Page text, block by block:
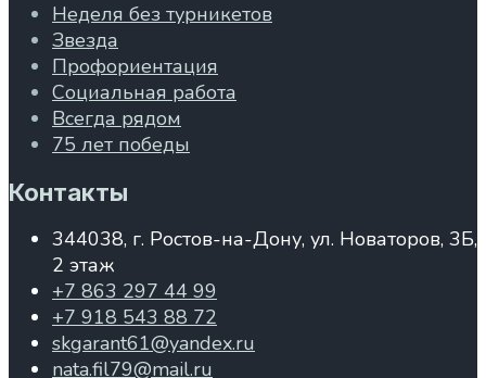
Неделя без турникетов
Звезда
Профориентация
Социальная работа
Всегда рядом
75 лет победы
Контакты
344038, г. Ростов-на-Дону, ул. Новаторов, 3Б,
2 этаж
+7 863 297 44 99
+7 918 543 88 72
skgarant61@yandex.ru
nata.fil79@mail.ru